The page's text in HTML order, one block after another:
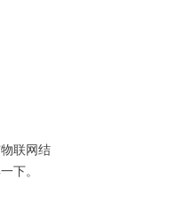
联网结
下。